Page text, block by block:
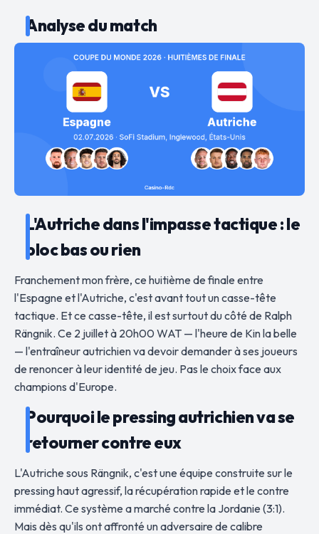
Analyse du match
L'Autriche dans l'impasse tactique : le
bloc bas ou rien
Franchement mon frère, ce huitième de finale entre
l'Espagne et l'Autriche, c'est avant tout un casse-tête
tactique. Et ce casse-tête, il est surtout du côté de Ralph
Rängnik. Ce 2 juillet à 20h00 WAT — l'heure de Kin la belle
— l'entraîneur autrichien va devoir demander à ses joueurs
de renoncer à leur identité de jeu. Pas le choix face aux
champions d'Europe.
Pourquoi le pressing autrichien va se
retourner contre eux
L'Autriche sous Rängnik, c'est une équipe construite sur le
pressing haut agressif, la récupération rapide et le contre
immédiat. Ce système a marché contre la Jordanie (3:1).
Mais dès qu'ils ont affronté un adversaire de calibre